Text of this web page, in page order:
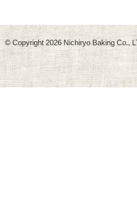
© Copyright2026 Nichiryo Baking Co.,